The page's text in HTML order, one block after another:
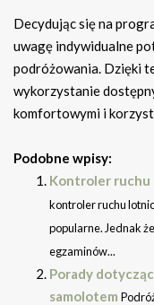
Decydując się na
uwagę indywidualne
podróżowania. Dzięki
wykorzystanie
komfortowymi i
Podobne wpisy:
Kontroler ruchu
kontroler ruchu
popularne. Jednak
egzaminów...
Porady
samolotem